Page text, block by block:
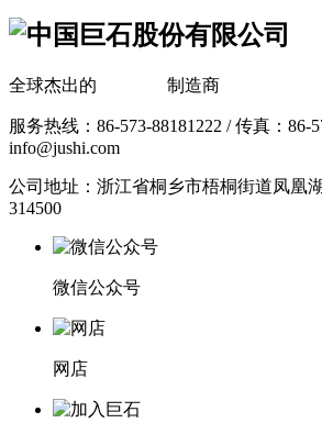
全球杰出的 制造商
服务热线：86-573-88181222 / 传真：86-
info@jushi.com
公司地址：浙江省桐乡市梧桐街道凤凰
314500
微信公众号
网店